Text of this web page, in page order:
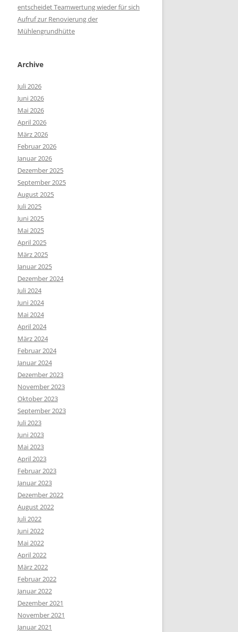
entscheidet Teamwertung wieder für sich
Aufruf zur Renovierung der
Mühlengrundhütte
Archive
Juli 2026
Juni 2026
Mai 2026
April 2026
März 2026
Februar 2026
Januar 2026
Dezember 2025
September 2025
August 2025
Juli 2025
Juni 2025
Mai 2025
April 2025
März 2025
Januar 2025
Dezember 2024
Juli 2024
Juni 2024
Mai 2024
April 2024
März 2024
Februar 2024
Januar 2024
Dezember 2023
November 2023
Oktober 2023
September 2023
Juli 2023
Juni 2023
Mai 2023
April 2023
Februar 2023
Januar 2023
Dezember 2022
August 2022
Juli 2022
Juni 2022
Mai 2022
April 2022
März 2022
Februar 2022
Januar 2022
Dezember 2021
November 2021
Januar 2021